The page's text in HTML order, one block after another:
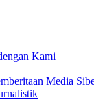
Kami
Media